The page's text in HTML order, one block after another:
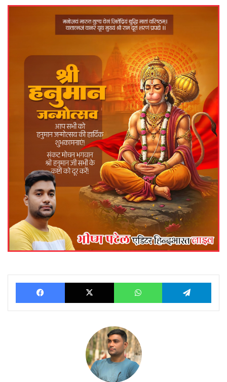
Facebook X WhatsApp